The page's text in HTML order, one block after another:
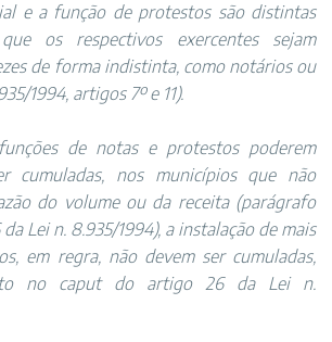
e a função de protestos são distintas
os respectivos exercentes sejam
de forma indistinta, como notários ou
1994, artigos 7º e 11).
de notas e protestos poderem
cumuladas, nos municípios que não
do volume ou da receita (parágrafo
Lei n. 8.935/1994), a instalação de mais
em regra, não devem ser cumuladas,
no caput do artigo 26 da Lei n.